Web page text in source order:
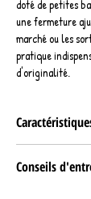
doté de petites
une fermeture
marché ou les
pratique
d'originalité.
Tissu WAX
Conseils